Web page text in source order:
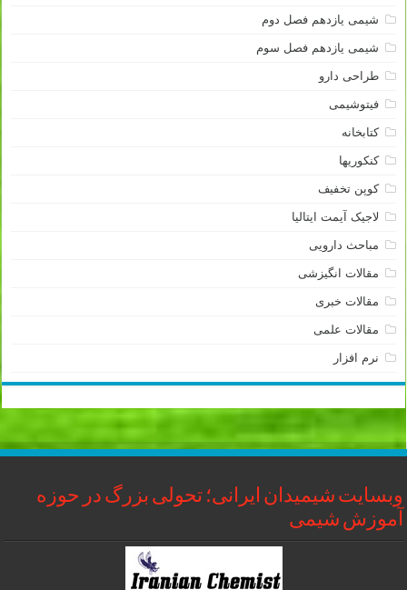
شیمی یازدهم فصل دوم
شیمی یازدهم فصل سوم
طراحی دارو
فیتوشیمی
کتابخانه
کنکوریها
کوپن تخفیف
لاجیک آیمت ایتالیا
مباحث دارویی
مقالات انگیزشی
مقالات خبری
مقالات علمی
نرم افزار
وبسایت شیمیدان ایرانی؛ تحولی بزرگ در حوزه
آموزش شیمی